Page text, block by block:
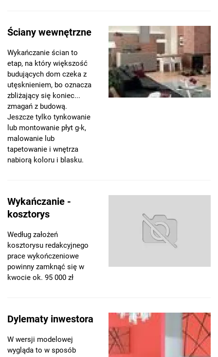
Ściany wewnętrzne
Wykańczanie ścian to
etap, na który większość
budujących dom czeka z
utęsknieniem, bo oznacza
zbliżający się koniec...
zmagań z budową.
Jeszcze tylko tynkowanie
lub montowanie płyt g-k,
malowanie lub
tapetowanie i wnętrza
nabiorą koloru i blasku.
Wykańczanie -
kosztorys
Według założeń
kosztorysu redakcyjnego
prace wykończeniowe
powinny zamknąć się w
kwocie ok. 95 000 zł
Dylematy inwestora
W wersji modelowej
wygląda to w sposób